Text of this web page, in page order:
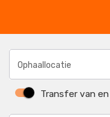
Ophaallocatie
Transfer van